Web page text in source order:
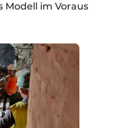
Modell im Voraus